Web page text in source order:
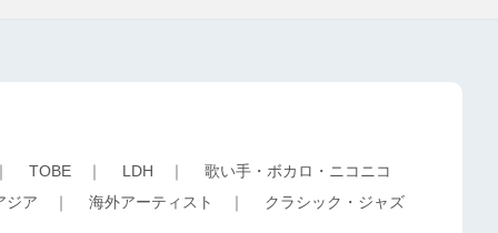
TOBE ｜ LDH ｜ 歌い手・ボカロ・ニコニコ
ジア ｜ 海外アーティスト ｜ クラシック・ジャズ